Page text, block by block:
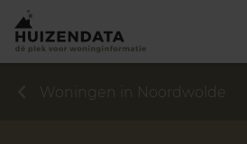
Woningen in Noordwolde